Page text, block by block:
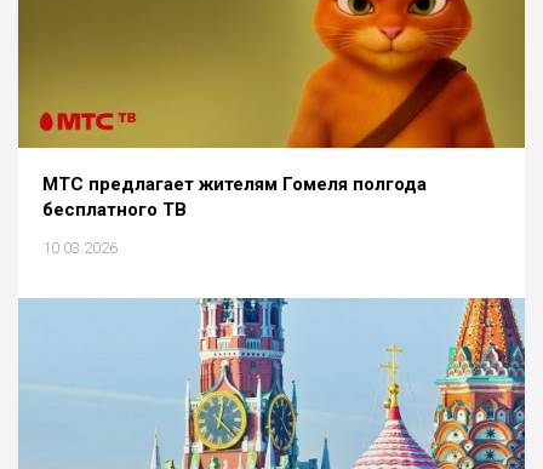
МТС предлагает жителям Гомеля полгода
бесплатного ТВ
10.03.2026